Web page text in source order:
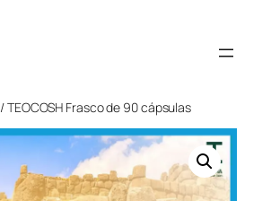
/ TEOCOSH Frasco de 90 cápsulas